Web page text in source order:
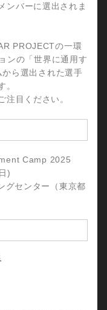
ンバーに選出されま
PROJECTの一環
ンの「世界に通用す
ら選出された選手
。
注目ください。
Camp 2025
)
グセンター（東京都